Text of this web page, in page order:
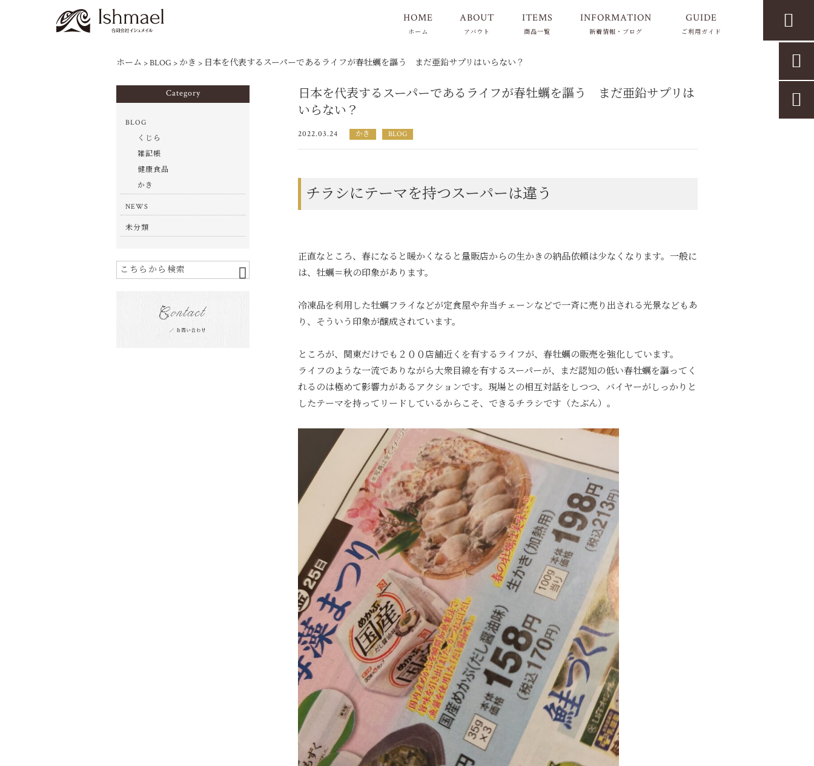
HOME
ホーム
ABOUT
アバウト
ITEMS
商品一覧
INFORMATION
新着情報・ブログ
GUIDE
ご利用ガイド

ホーム >BLOG > かき > 日本を代表するスーパーであるライフが春牡蠣を謳う まだ亜鉛サプリはいらない？
日本を代表するスーパーであるライフが春牡蠣を謳う まだ亜鉛サプリは
いらない？
2022.03.24 かき BLOG
チラシにテーマを持つスーパーは違う
正直なところ、春になると暖かくなると量販店からの生かきの納品依頼は少なくなります。一般に
は、牡蠣＝秋の印象があります。
冷凍品を利用した牡蠣フライなどが定食屋や弁当チェーンなどで一斉に売り出される光景などもあ
り、そういう印象が醸成されています。
ところが、関東だけでも２００店舗近くを有するライフが、春牡蠣の販売を強化しています。
ライフのような一流でありながら大衆目線を有するスーパーが、まだ認知の低い春牡蠣を謳ってく
れるのは極めて影響力があるアクションです。現場との相互対話をしつつ、バイヤーがしっかりと
したテーマを持ってリードしているからこそ、できるチラシです（たぶん）。
Category
BLOG
くじら
雑記帳
健康食品
かき
NEWS
未分類

